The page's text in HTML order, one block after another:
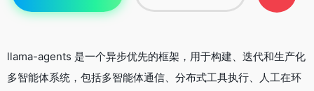
llama-agents 是一个异步优先的框架，用于构建、迭代和生产化
多智能体系统，包括多智能体通信、分布式工具执行、人工在环